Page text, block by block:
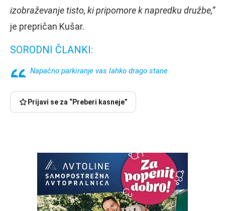
izobraževanje tisto, ki pripomore k napredku družbe,”
je prepričan Kušar.
SORODNI ČLANKI:
Napačno parkiranje vas lahko drago stane
Prijavi se za “Preberi kasneje”